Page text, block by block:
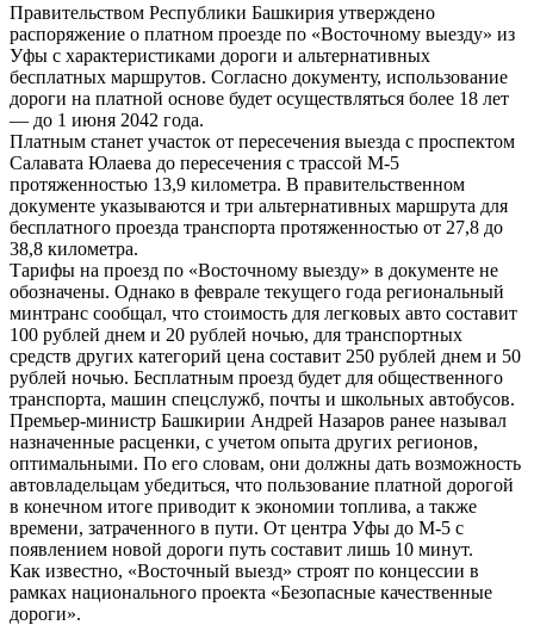
Правительством Республики Башкирия утверждено
распоряжение о платном проезде по «Восточному выезду» из
Уфы с характеристиками дороги и альтернативных
бесплатных маршрутов. Согласно документу, использование
дороги на платной основе будет осуществляться более 18 лет
— до 1 июня 2042 года.
Платным станет участок от пересечения выезда с проспектом
Салавата Юлаева до пересечения с трассой М-5
протяженностью 13,9 километра. В правительственном
документе указываются и три альтернативных маршрута для
бесплатного проезда транспорта протяженностью от 27,8 до
38,8 километра.
Тарифы на проезд по «Восточному выезду» в документе не
обозначены. Однако в феврале текущего года региональный
минтранс сообщал, что стоимость для легковых авто составит
100 рублей днем и 20 рублей ночью, для транспортных
средств других категорий цена составит 250 рублей днем и 50
рублей ночью. Бесплатным проезд будет для общественного
транспорта, машин спецслужб, почты и школьных автобусов.
Премьер-министр Башкирии Андрей Назаров ранее называл
назначенные расценки, с учетом опыта других регионов,
оптимальными. По его словам, они должны дать возможность
автовладельцам убедиться, что пользование платной дорогой
в конечном итоге приводит к экономии топлива, а также
времени, затраченного в пути. От центра Уфы до М-5 с
появлением новой дороги путь составит лишь 10 минут.
Как известно, «Восточный выезд» строят по концессии в
рамках национального проекта «Безопасные качественные
дороги».